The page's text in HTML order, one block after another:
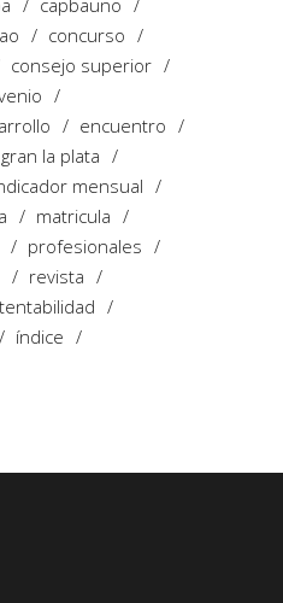
concurso
consejo superior
encuentro
gran la plata
mensual
matricula
profesionales
revista
índice